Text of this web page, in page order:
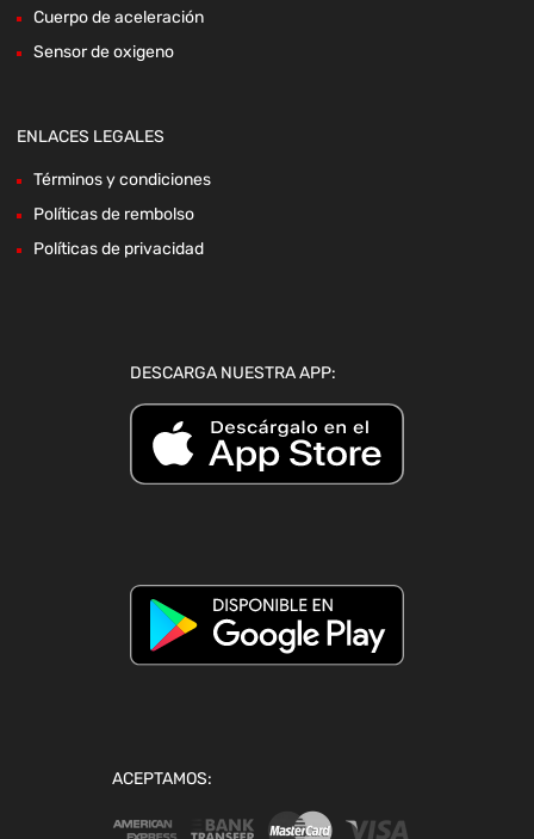
Cuerpo de aceleración
Sensor de oxigeno
ENLACES LEGALES
Términos y condiciones
Políticas de rembolso
Políticas de privacidad
DESCARGA NUESTRA APP:
ACEPTAMOS: